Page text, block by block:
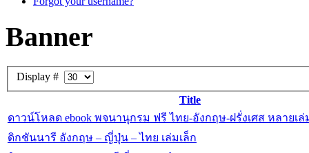
Banner
Display #
Title
ดาวน์โหลด ebook พจนานุกรม ฟรี ไทย-อังกฤษ-ฝรั่งเศส หลายเ
ดิกชันนารี อังกฤษ – ญี่ปุ่น – ไทย เล่มเล็ก